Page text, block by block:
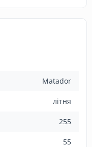
Matador
літня
255
55